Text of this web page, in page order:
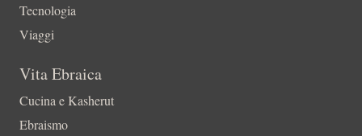
Tecnologia
Viaggi
Vita Ebraica
Cucina e Kasherut
Ebraismo